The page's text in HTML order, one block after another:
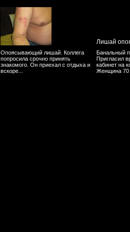
Опоясывающий лишай. Коллега
попросила срочно принять
знакомого. Он приехал с отдыха и
вскоре...
Лишай
Банальный
Пригласил
кабинет на
Женщина 70